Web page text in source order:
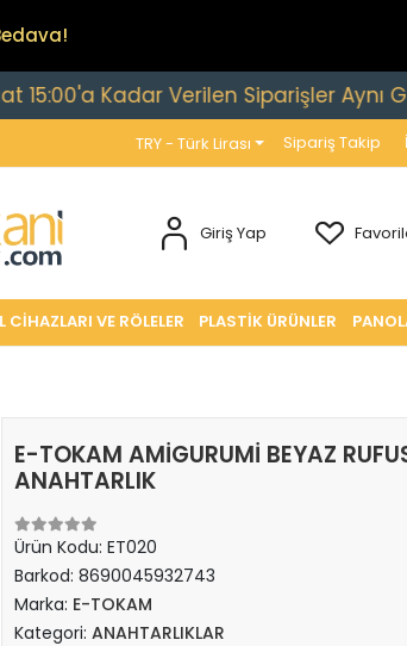
Kadar Verilen Siparişler Aynı Gün
TRY - Türk Lirası Sipariş Takip
Giriş Yap
VE RÖLELER PLASTİK ÜRÜNLER
E-TOKAM AMİGURUMİ BEYAZ
ANAHTARLIK
Ürün Kodu: ET020
Barkod: 8690045932743
Marka: E-TOKAM
Kategori: ANAHTARLIKLAR